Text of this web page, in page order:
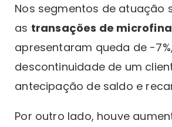
Nos segmentos de atuação
as transações de
apresentaram queda de -
descontinuidade de um
antecipação de saldo e
Por outro lado, houve